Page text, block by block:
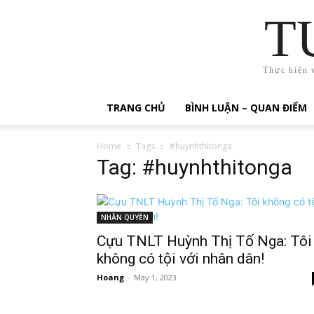
Thực hiện
TRANG CHỦ BÌNH LUẬN – QUAN ĐIỂM
Home Tags #huynhthitonga
Tag: #huynhthitonga
NHÂN QUYỀN
Cựu TNLT Huỳnh Thị Tố Nga: Tôi
không có tội với nhân dân!
Hoang - May 1, 2023